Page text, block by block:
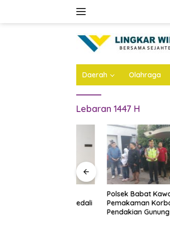
Daerah Olahraga
Lebaran 1447 H
Polsek Babat Kawal
Pemakaman Korban
Pendakian Gunung Piramid